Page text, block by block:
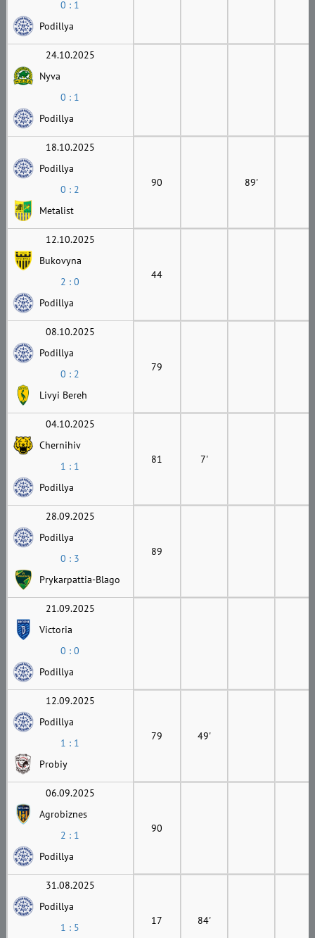
0 : 1
Podillya
24.10.2025
Nyva
0 : 1
Podillya
18.10.2025
Podillya
0 : 2
Metalist
90 89'
12.10.2025
Bukovyna
2 : 0
Podillya
44
08.10.2025
Podillya
0 : 2
Livyi Bereh
79
04.10.2025
Chernihiv
1 : 1
Podillya
81 7'
28.09.2025
Podillya
0 : 3
Prykarpattia-Blago
89
21.09.2025
Victoria
0 : 0
Podillya
12.09.2025
Podillya
1 : 1
Probiy
79 49'
06.09.2025
Agrobiznes
2 : 1
Podillya
90
31.08.2025
Podillya
1 : 5
17 84'